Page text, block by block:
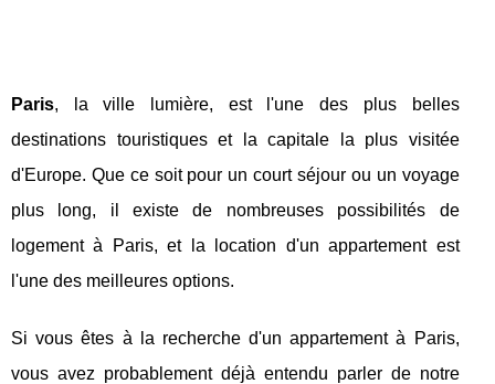
Paris, la ville lumière, est l'une des plus belles
destinations touristiques et la capitale la plus visitée
d'Europe. Que ce soit pour un court séjour ou un voyage
plus long, il existe de nombreuses possibilités de
logement à Paris, et la location d'un appartement est
l'une des meilleures options.
Si vous êtes à la recherche d'un appartement à Paris,
vous avez probablement déjà entendu parler de notre